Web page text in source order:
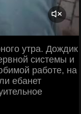
утра. Дождик
системы и
работе, на
ебанет